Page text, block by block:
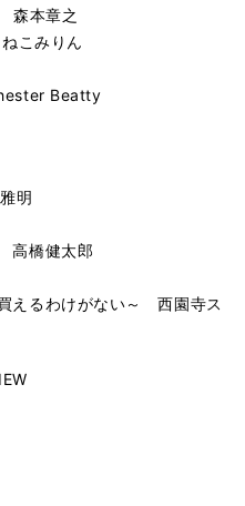
森本章之
こみりん
Beatty
明
高橋健太郎
えるわけがない～ 西園寺ス